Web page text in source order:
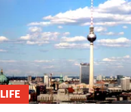
LIFE